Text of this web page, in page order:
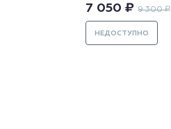
7 050 ₽ 9 300 ₽
НЕДОСТУПНО